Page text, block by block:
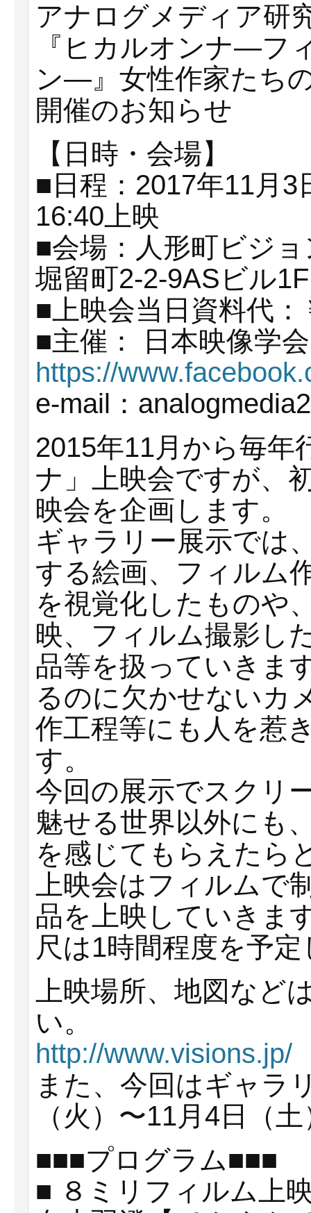
アナログメディア研
『ヒカルオンナ―フ
ン―』女性作家たち
開催のお知らせ
【日時・会場】
■日程：2017年11
16:40上映
■会場：人形町ビジ
堀留町2-2-9ASビル1F
■上映会当日資料代：
■主催： 日本映像学
https://
e-mail：
2015年11月から毎年
ナ」上映会ですが、
映会を企画します。
ギャラリー展示では
する絵画、フィルム
を視覚化したものや
映、フィルム撮影し
品等を扱っていきま
るのに欠かせないカ
作工程等にも人を惹
す。
今回の展示でスクリ
魅せる世界以外にも
を感じてもらえたら
上映会はフィルムで
品を上映していきま
尺は1時間程度を予
上映場所、地図など
い。
http://www.visions.jp/
また、今回はギャラ
（火）〜11月4日（
■■■プログラム■■■
■ ８ミリフィルム上